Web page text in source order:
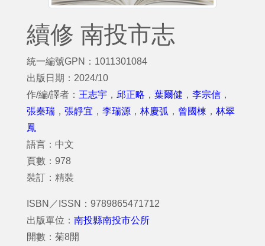
續修 南投市志
統一編號GPN：1011301084
出版日期：2024/10
作/編/譯者： 王志宇 ， 邱正略 ， 葉爾健 ， 李宗信 ，
張秦瑞 ， 張靜宜 ， 李瑞源 ， 林慶弧 ， 曾國棟 ， 林翠
鳳
語言：中文
頁數：978
裝訂：精裝
ISBN／ISSN：9789865471712
出版單位： 南投縣南投市公所
開數：菊8開